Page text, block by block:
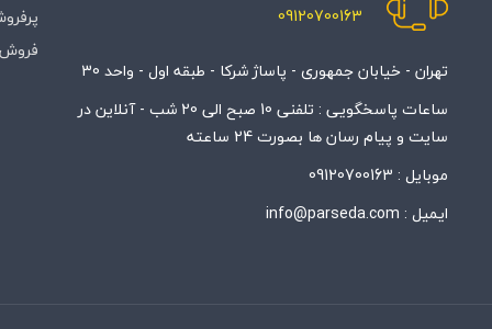
09120700163
تهران - خیابان جمهوری - پاساژ شرکا - طبقه اول - واحد 30
ساعات پاسخگویی : تلفنی 10 صبح الی 20 شب - آنلاین در
سایت و پیام رسان ها بصورت 24 ساعته
موبایل : 09120700163
ایمیل : info@parseda.com
فروش